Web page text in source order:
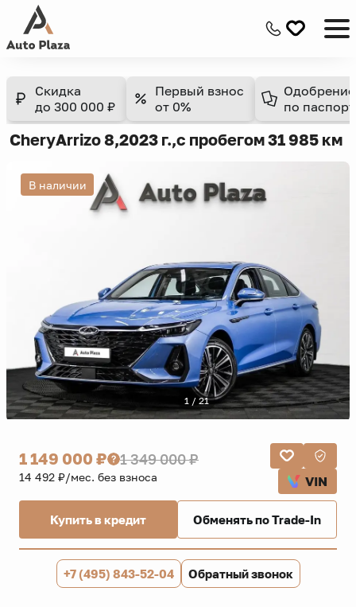
Скидка
до 300 000 ₽
Первый взнос
от 0%
Одобрение
по
CheryArrizo 8,2023 г.,с пробегом 31 985 км
В наличии
1 / 21
1 149 000 ₽ 1 349 000 ₽
14 492 ₽/мес. без взноса VIN
Купить в кредит Обменять по Trade-In
+7 (495) 843-52-04 Обратный звонок